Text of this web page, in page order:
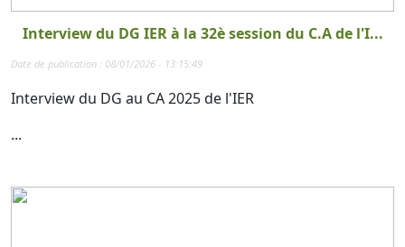
Interview du DG IER à la 32è session du C.A de l'I...
Date de publication : 08/01/2026 - 13:15:49
Interview du DG au CA 2025 de l'IER
...